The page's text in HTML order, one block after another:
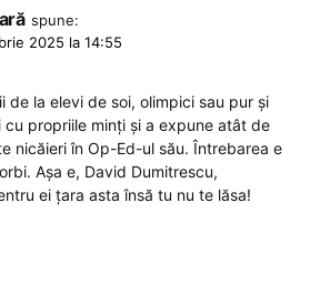
spune:
2025 la 14:55
de la elevi de soi, olimpici sau pur și
propriile minți și a expune atât de
nicăieri în Op-Ed-ul său. Întrebarea e
Așa e, David Dumitrescu,
ei țara asta însă tu nu te lăsa!